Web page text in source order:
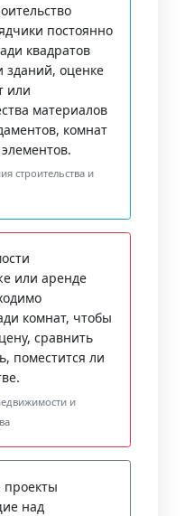
постоянно
квадратов
зданий, оценке
или
материалов
комнат
строительства и
или аренде
комнат, чтобы
сравнить
поместится ли
и
проекты
над